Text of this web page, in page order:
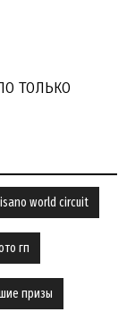
только
world circuit
гп
призы